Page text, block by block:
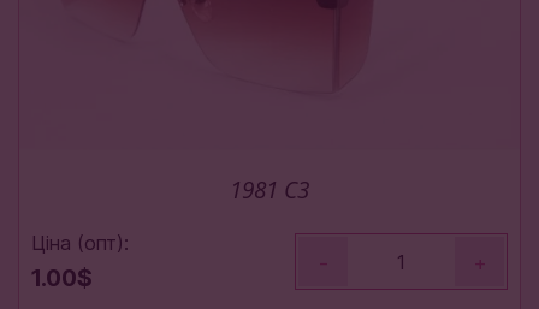
1981 C3
Ціна (опт):
1.00$
- +